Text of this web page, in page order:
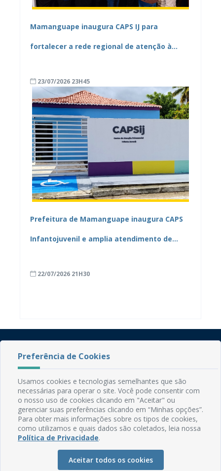
Mamanguape inaugura CAPS IJ para
fortalecer a rede regional de atenção à
23/07/2026 23H45
Prefeitura de Mamanguape inaugura CAPS
Infantojuvenil e amplia atendimento de
22/07/2026 21H30
Rua do Imperador, 78, Centro
CEP: 58.280-000 - Mamanguape/PB
Fone: (83) 3292-2246
Email: comunicacao@mamanguape.pb.gov.br
Expediente: Segunda à Sexta, das 08h às 13h
Preferência de Cookies
Usamos cookies e tecnologias semelhantes que são
necessárias para operar o site. Você pode consentir com
o nosso uso de cookies clicando em "Aceitar" ou
gerenciar suas preferências clicando em “Minhas opções”.
Para obter mais informações sobre os tipos de cookies,
como utilizamos e quais dados são coletados, leia nossa
Política de Privacidade.
Aceitar todos os cookies